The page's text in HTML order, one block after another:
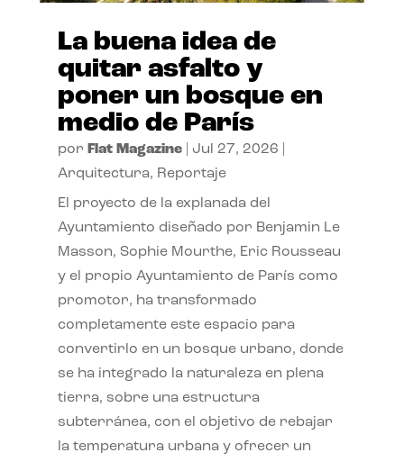
La buena idea de
quitar asfalto y
poner un bosque en
medio de París
por Flat Magazine| Jul 27, 2026
Arquitectura, Reportaje
El proyecto de la explanada del
Ayuntamiento diseñado por Benjamin Le
Masson, Sophie Mourthe, Eric Rousseau
y el propio Ayuntamiento de París como
promotor, ha transformado
completamente este espacio para
convertirlo en un bosque urbano, donde
se ha integrado la naturaleza en plena
tierra, sobre una estructura
subterránea, con el objetivo de rebajar
la temperatura urbana y ofrecer un